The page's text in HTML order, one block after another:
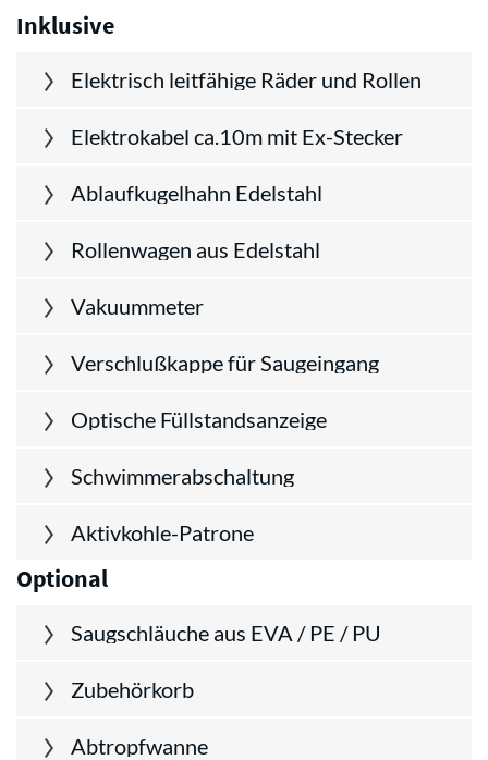
Inklusive
Elektrisch leitfähige Räder und Rollen
Elektrokabel ca.10m mit Ex-Stecker
Ablaufkugelhahn Edelstahl
Rollenwagen aus Edelstahl
Vakuummeter
Verschlußkappe für Saugeingang
Optische Füllstandsanzeige
Schwimmerabschaltung
Aktivkohle-Patrone
Optional
Saugschläuche aus EVA / PE / PU
Zubehörkorb
Abtropfwanne